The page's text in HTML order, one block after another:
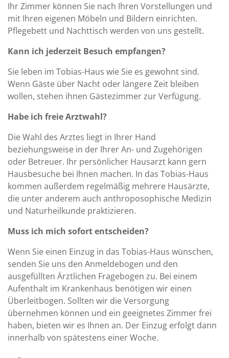
Ihr Zimmer können Sie nach Ihren Vorstellungen und
mit Ihren eigenen Möbeln und Bildern einrichten.
Pflegebett und Nachttisch werden von uns gestellt.
Kann ich jederzeit Besuch empfangen?
Sie leben im Tobias-Haus wie Sie es gewohnt sind.
Wenn Gäste über Nacht oder längere Zeit bleiben
wollen, stehen ihnen Gästezimmer zur Verfügung.
Habe ich freie Arztwahl?
Die Wahl des Arztes liegt in Ihrer Hand
beziehungsweise in der Ihrer An- und Zugehörigen
oder Betreuer. Ihr persönlicher Hausarzt kann gern
Hausbesuche bei Ihnen machen. In das Tobias-Haus
kommen außerdem regelmäßig mehrere Hausärzte,
die unter anderem auch anthroposophische Medizin
und Naturheilkunde praktizieren.
Muss ich mich sofort entscheiden?
Wenn Sie einen Einzug in das Tobias-Haus wünschen,
senden Sie uns den Anmeldebogen und den
ausgefüllten Ärztlichen Fragebogen zu. Bei einem
Aufenthalt im Krankenhaus benötigen wir einen
Überleitbogen. Sollten wir die Versorgung
übernehmen können und ein geeignetes Zimmer frei
haben, bieten wir es Ihnen an. Der Einzug erfolgt dann
innerhalb von spätestens einer Woche.